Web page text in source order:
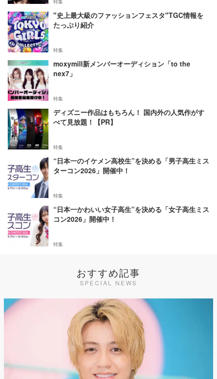
特集
"史上最大級のファッションフェスタ"TGC情報を
たっぷり紹介
特集
moxymill新メンバーオーディション「to the
nex7」
特集
ディズニー作品はもちろん！ 国内外の人気作がす
べて見放題！【PR】
特集
“日本一のイケメン高校生”を決める「男子高生ミス
ターコン2026」開催中！
特集
“日本一かわいい女子高生”を決める「女子高生ミス
コン2026」開催中！
特集
おすすめ記事
SPECIAL NEWS